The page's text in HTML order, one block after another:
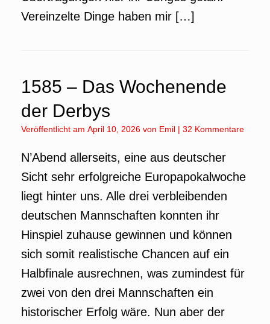
Vereinzelte Dinge haben mir […]
1585 – Das Wochenende
der Derbys
Veröffentlicht am April 10, 2026 von Emil | 32 Kommentare
N’Abend allerseits, eine aus deutscher
Sicht sehr erfolgreiche Europapokalwoche
liegt hinter uns. Alle drei verbleibenden
deutschen Mannschaften konnten ihr
Hinspiel zuhause gewinnen und können
sich somit realistische Chancen auf ein
Halbfinale ausrechnen, was zumindest für
zwei von den drei Mannschaften ein
historischer Erfolg wäre. Nun aber der